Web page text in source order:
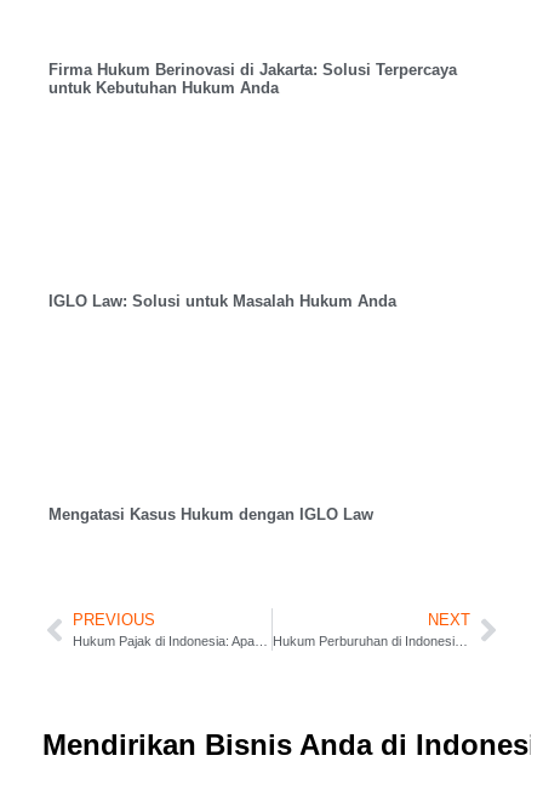
Firma Hukum Berinovasi di Jakarta: Solusi Terpercaya
untuk Kebutuhan Hukum Anda
IGLO Law: Solusi untuk Masalah Hukum Anda
Mengatasi Kasus Hukum dengan IGLO Law
PREVIOUS NEXT
Hukum Perburuhan di Indonesia: Apa yang Perlu Anda Ketahui
Mendirikan Bisnis Anda di